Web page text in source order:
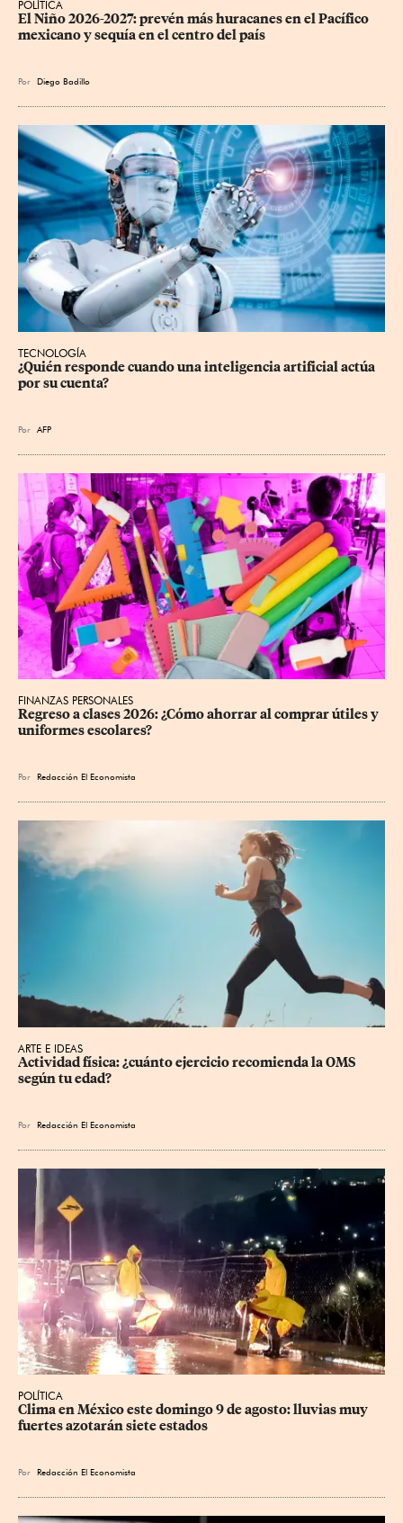
POLÍTICA
El Niño 2026-2027: prevén más huracanes en el Pacífico
mexicano y sequía en el centro del país
Por Diego Badillo
TECNOLOGÍA
¿Quién responde cuando una inteligencia artificial actúa
por su cuenta?
Por AFP
FINANZAS PERSONALES
Regreso a clases 2026: ¿Cómo ahorrar al comprar útiles y
uniformes escolares?
Por Redacción El Economista
ARTE E IDEAS
Actividad física: ¿cuánto ejercicio recomienda la OMS
según tu edad?
Por Redacción El Economista
POLÍTICA
Clima en México este domingo 9 de agosto: lluvias muy
fuertes azotarán siete estados
Por Redacción El Economista